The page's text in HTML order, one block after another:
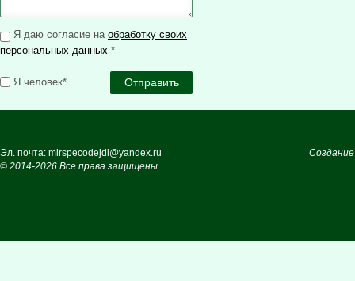
Я даю согласие на обработку своих
персональных данных *
Я человек*
Эл. почта: mirspecodejdi@yandex.ru
© 2014-2026 Все права защищены